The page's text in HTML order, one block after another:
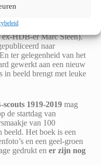
kampbrieven, foto’s,
van “standvastige
ex-HDB-er Marc Sleen).
naar
ter gelegenheid van het
gewerkt aan een nieuw
in beeld brengt met leuke
1919-2019 mag
de startdag van
van 100
beeld. Het boek is een
en een geel-groen
gedrukt en er zijn nog